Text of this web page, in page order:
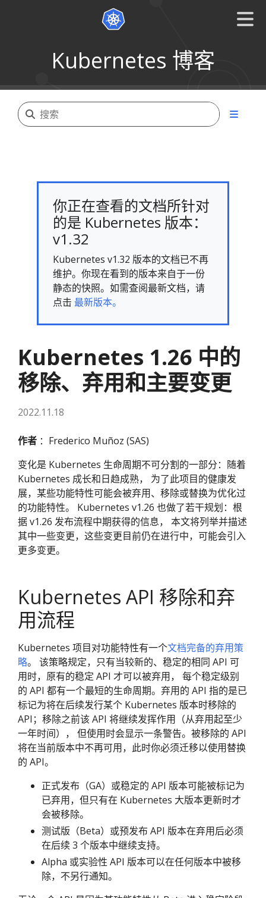
Kubernetes 博客
你正在查看的文档所针对
的是 Kubernetes 版本：
v1.32
Kubernetes v1.32 版本的文档已不再
维护。你现在看到的版本来自于一份
静态的快照。如需查阅最新文档，请
点击 最新版本。
Kubernetes 1.26 中的
移除、弃用和主要变更
2022.11.18
作者 ：Frederico Muñoz (SAS)
变化是 Kubernetes 生命周期不可分割的一部分：随着
Kubernetes 成长和日趋成熟， 为了此项目的健康发
展，某些功能特性可能会被弃用、移除或替换为优化过
的功能特性。 Kubernetes v1.26 也做了若干规划：根
据 v1.26 发布流程中期获得的信息， 本文将列举并描述
其中一些变更，这些变更目前仍在进行中，可能会引入
更多变更。
Kubernetes API 移除和弃
用流程
Kubernetes 项目对功能特性有一个文档完备的弃用策
略。 该策略规定，只有当较新的、稳定的相同 API 可
用时，原有的稳定 API 才可以被弃用， 每个稳定级别
的 API 都有一个最短的生命周期。弃用的 API 指的是已
标记为将在后续发行某个 Kubernetes 版本时移除的
API；移除之前该 API 将继续发挥作用（从弃用起至少
一年时间）， 但使用时会显示一条警告。被移除的 API
将在当前版本中不再可用，此时你必须迁移以使用替换
的 API。
正式发布（GA）或稳定的 API 版本可能被标记为
已弃用，但只有在 Kubernetes 大版本更新时才
会被移除。
测试版（Beta）或预发布 API 版本在弃用后必须
在后续 3 个版本中继续支持。
Alpha 或实验性 API 版本可以在任何版本中被移
除，不另行通知。